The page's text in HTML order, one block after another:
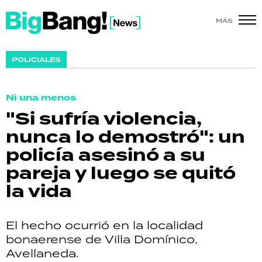
MÁS
POLICIALES
Ni una menos
"Si sufría violencia,
nunca lo demostró": un
policía asesinó a su
pareja y luego se quitó
la vida
El hecho ocurrió en la localidad
bonaerense de Villa Domínico,
Avellaneda.
SHOW
ACTUALIDAD
POLICIALES
ECONOMÍA
GRAN HERMANO
SALUD
DEPORTES